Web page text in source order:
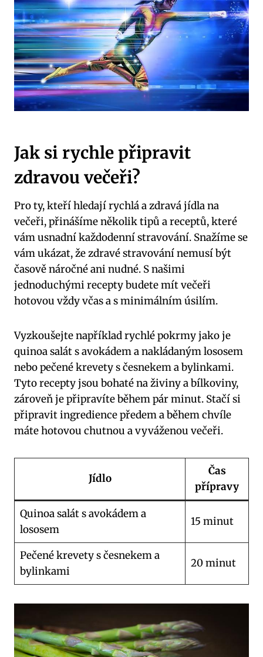
Jak si rychle připravit
zdravou večeři?
Pro ‌ty, kteří hledají rychlá a zdravá jídla⁤ na
⁢večeři, přinášíme několik tipů a‌ receptů, které
vám usnadní ​každodenní stravování. Snažíme se
⁤vám ukázat, že zdravé ​stravování nemusí ‍být
časově náročné ani nudné.⁣ S našimi
jednoduchými recepty budete mít ⁢večeři
hotovou vždy včas a s minimálním úsilím.
Vyzkoušejte​ například rychlé pokrmy jako je‍
quinoa ⁢salát s avokádem ⁣a nakládaným lososem
nebo pečené krevety⁢ s ‍česnekem a ​bylinkami.
Tyto recepty jsou bohaté na živiny a ‌bílkoviny,
zároveň je připravíte během pár minut. Stačí si
připravit ingredience předem a během chvíle
máte hotovou chutnou a vyváženou ⁢večeři.
Jídlo
Čas
⁣přípravy
Quinoa salát s ​avokádem a
lososem
15 minut
Pečené krevety s česnekem a
bylinkami
20 minut